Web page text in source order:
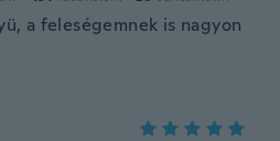
a feleségemnek is nagyon